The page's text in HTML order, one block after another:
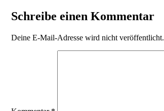
Schreibe einen Kommentar
Deine E-Mail-Adresse wird nicht veröffentlicht.